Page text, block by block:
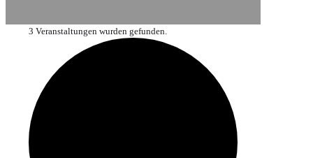
3 Veranstaltungen wurden gefunden.